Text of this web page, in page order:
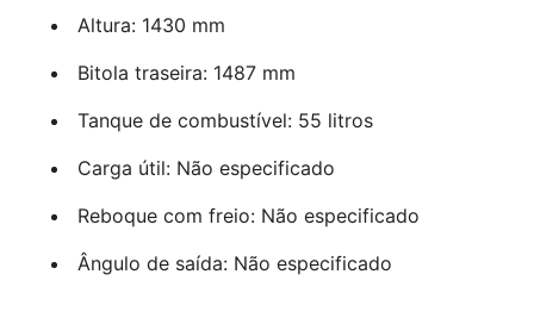
Altura: 1430 mm
Bitola traseira: 1487 mm
Tanque de combustível: 55 litros
Carga útil: Não especificado
Reboque com freio: Não especificado
Ângulo de saída: Não especificado